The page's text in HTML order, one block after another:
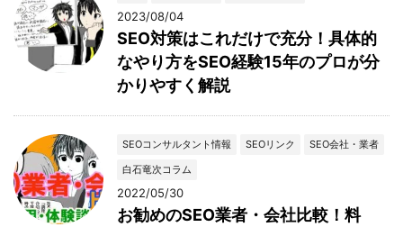
2023/08/04
SEO対策はこれだけで充分！具体的
なやり方をSEO経験15年のプロが分
かりやすく解説
SEOコンサルタント情報 SEOリンク
SEO会社・業者
白石竜次コラム
2022/05/30
お勧めのSEO業者・会社比較！料